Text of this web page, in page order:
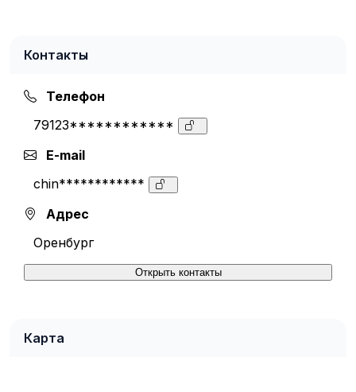
Контакты
Телефон
79123************
E-mail
chin************
Адрес
Оренбург
Открыть контакты
Карта